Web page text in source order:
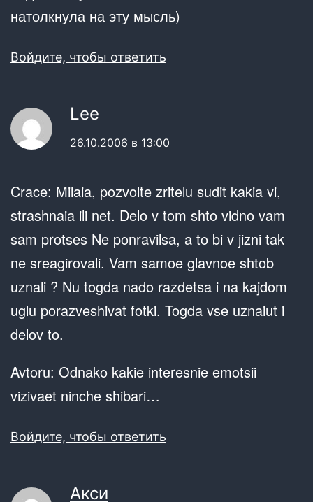
натолкнула на эту мысль)
Войдите, чтобы ответить
Lee
26.10.2006 в 13:00
Crace: Milaia, pozvolte zritelu sudit kakia vi,
strashnaia ili net. Delo v tom shto vidno vam
sam protses Ne ponravilsa, a to bi v jizni tak
ne sreagirovali. Vam samoe glavnoe shtob
uznali ? Nu togda nado razdetsa i na kajdom
uglu porazveshivat fotki. Togda vse uznaiut i
delov to.
Avtoru: Odnako kakie interesnie emotsii
vizivaet ninche shibari…
Войдите, чтобы ответить
Акси